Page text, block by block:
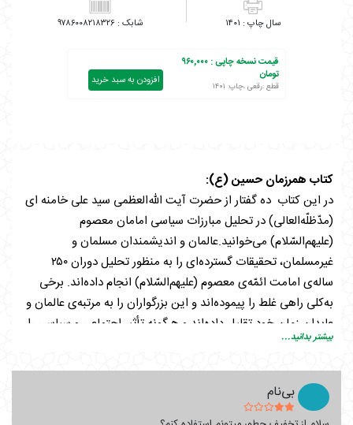
۱۴۰۱ ۹۷۸۶۰۰۸۲۱۸۳۲۶
قیمت نسخه چاپی :۹۶۰,۰۰۰
تومان
قطع :رقعی ،چاپ: ۱۴۰۱ افزودن به سبد خرید
کتاب همرزمان حسین (ع):
در این کتاب ده گفتار از حضرت آیت الله‌العظمی سید علی خامنه ای
(مدّظلّه‌العالی) در تحلیل مبارزات سیاسی امامان معصوم
(علیهم‌السّلام) می‌خوانید.عالمان و اندیشمندان مسلمان و
غیرمسلمان، تحقیقات گسترده‌ای را به منظور تحلیل دوران ۲۵۰
ساله‌ی امامت ائمّه‌ی معصوم (علیهم‌السّلام) انجام داده‌اند. برخی
به‌کلی راهی غلط را پیموده‌اند و این بزرگواران را به مرتبه‌ی عالمان و
عابدان زمان خود تقلیل داده‌اند و هرگونه تأثیر اجتماعی و سیاسی را
از ایشان سلب کرده‌اند.در مقابل این گروه، اکثر اندیشمندان شیعه بر
جانشین پیامبر اکرم (صلّی‌الله‌علیه‌وآله) در همه‌ی شئون و مقامات
ایشان -به جز نبوّت و دریافت وحی- هستند. شئونی همچون:
بیشتر بدانید...
بی‌نام